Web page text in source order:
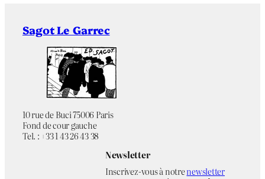
Sagot Le Garrec
10 rue de Buci 75006 Paris
Fond de cour gauche
Tel. : +33 1 43 26 43 38
Newsletter
Inscrivez-vous à notrenewsletter